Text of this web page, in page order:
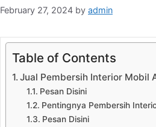
February 27, 2024 by admin
Table of Contents
Jual Pembersih Interior Mobil
Pesan Disini
Pentingnya Pembersih
Pesan Disini